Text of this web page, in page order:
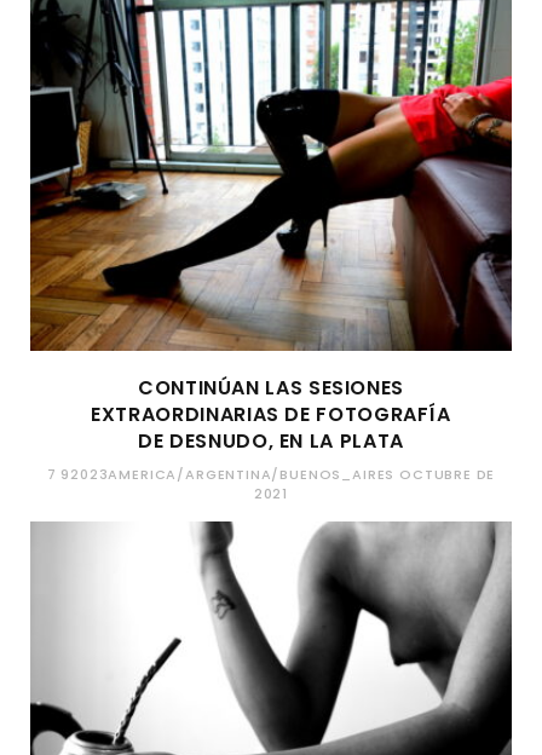
CONTINÚAN LAS SESIONES
EXTRAORDINARIAS DE FOTOGRAFÍA
DE DESNUDO, EN LA PLATA
7 92023AMERICA/ARGENTINA/BUENOS_AIRES OCTUBRE DE
2021